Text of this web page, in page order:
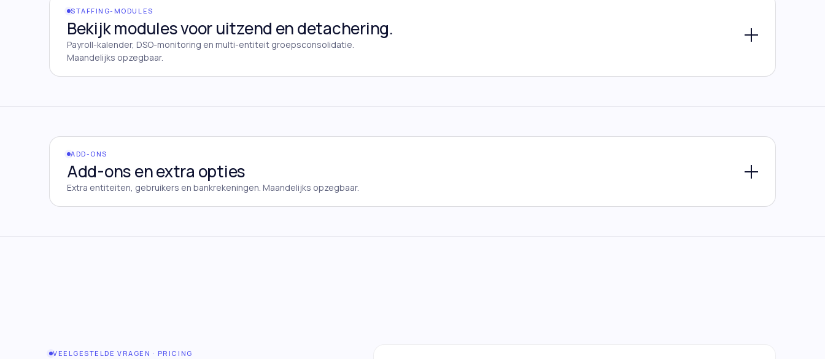
STAFFING-MODULES
Bekijk modules voor uitzend en detachering.
Payroll-kalender, DSO-monitoring en multi-entiteit groepsconsolidatie.
Maandelijks opzegbaar.
ADD-ONS
Add-ons en extra opties
Extra entiteiten, gebruikers en bankrekeningen. Maandelijks opzegbaar.
VEELGESTELDE VRAGEN · PRICING